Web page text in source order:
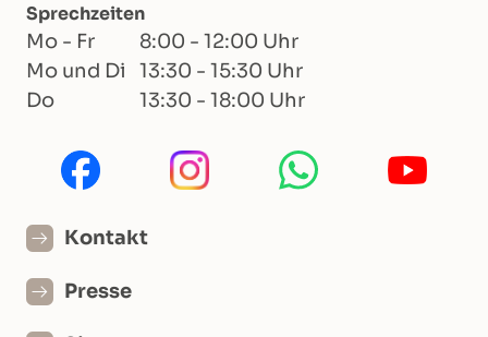
Sprechzeiten
Mo - Fr
8:00 - 12:00 Uhr
Mo und Di
13:30 - 15:30 Uhr
Do
13:30 - 18:00 Uhr
Kontakt
Presse